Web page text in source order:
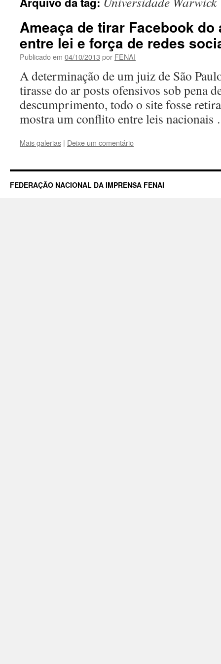
Ameaça de tirar Facebook
entre lei e força de redes
Publicado em 04/10/2013 por FENAI
A determinação de um juiz de São
tirasse do ar posts ofensivos sob pena
descumprimento, todo o site fosse
mostra um conflito entre leis
Mais galerias | Deixe um comentário
FEDERAÇÃO NACIONAL DA IMPRENSA FENAI